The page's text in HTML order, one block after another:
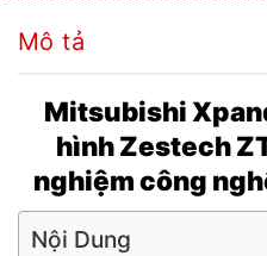
● Tích hợp 3 phần mềm bản đồ:
● Tích hợp: CarPlay/Android Auto
● Kết nối: 4G LTE, Wifi, Bluetooth
Mô tả
Mitsubishi
hình Zestech
nghiệm công
Nội Dung